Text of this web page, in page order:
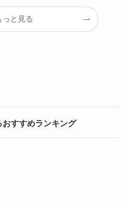
っと見る
おすすめランキング